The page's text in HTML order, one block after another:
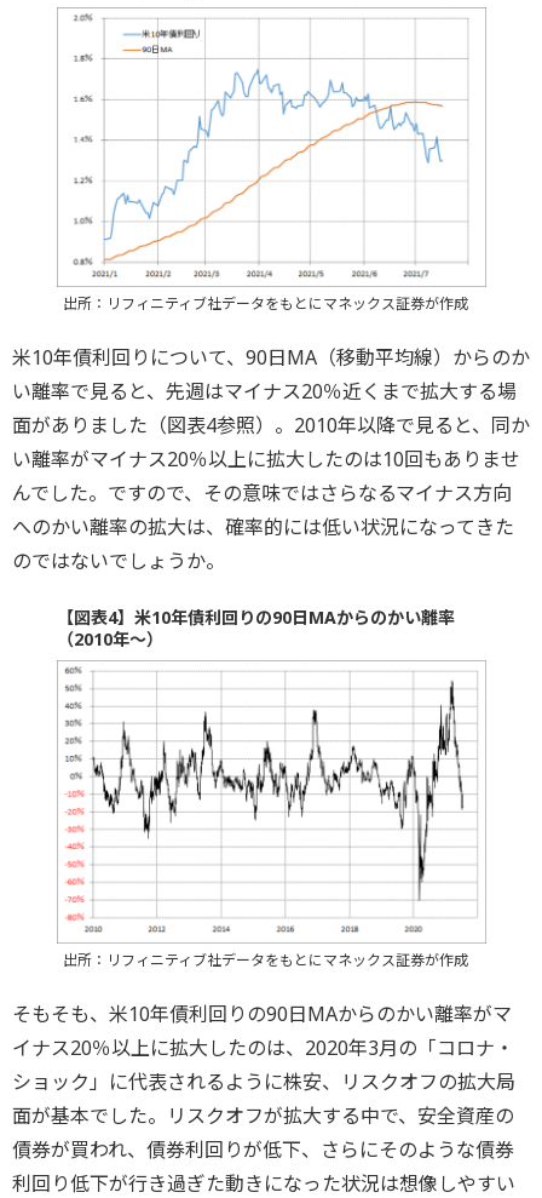
出所：リフィニティブ社データをもとにマネックス証券が作成
米10年債利回りについて、90日MA（移動平均線）からのか
い離率で見ると、先週はマイナス20％近くまで拡大する場
面がありました（図表4参照）。2010年以降で見ると、同か
い離率がマイナス20％以上に拡大したのは10回もありませ
んでした。ですので、その意味ではさらなるマイナス方向
へのかい離率の拡大は、確率的には低い状況になってきた
のではないでしょうか。
【図表4】米10年債利回りの90日MAからのかい離率
（2010年～）
出所：リフィニティブ社データをもとにマネックス証券が作成
そもそも、米10年債利回りの90日MAからのかい離率がマ
イナス20％以上に拡大したのは、2020年3月の「コロナ・
ショック」に代表されるように株安、リスクオフの拡大局
面が基本でした。リスクオフが拡大する中で、安全資産の
債券が買われ、債券利回りが低下、さらにそのような債券
利回り低下が行き過ぎた動きになった状況は想像しやすい